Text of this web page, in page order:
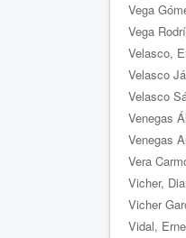
Vega
Vega
Velasco,
Velasco
Velasco
Venegas
Venegas
Vera
Vicher,
Vicher
Vidal,